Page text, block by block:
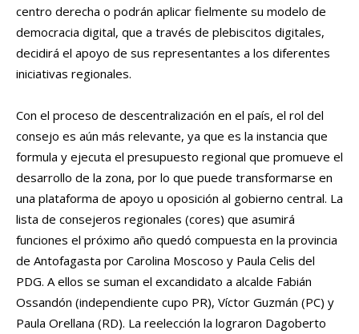
centro derecha o podrán aplicar fielmente su modelo de
democracia digital, que a través de plebiscitos digitales,
decidirá el apoyo de sus representantes a los diferentes
iniciativas regionales.
Con el proceso de descentralización en el país, el rol del
consejo es aún más relevante, ya que es la instancia que
formula y ejecuta el presupuesto regional que promueve el
desarrollo de la zona, por lo que puede transformarse en
una plataforma de apoyo u oposición al gobierno central. La
lista de consejeros regionales (cores) que asumirá
funciones el próximo año quedó compuesta en la provincia
de Antofagasta por Carolina Moscoso y Paula Celis del
PDG. A ellos se suman el excandidato a alcalde Fabián
Ossandón (independiente cupo PR), Víctor Guzmán (PC) y
Paula Orellana (RD). La reelección la lograron Dagoberto